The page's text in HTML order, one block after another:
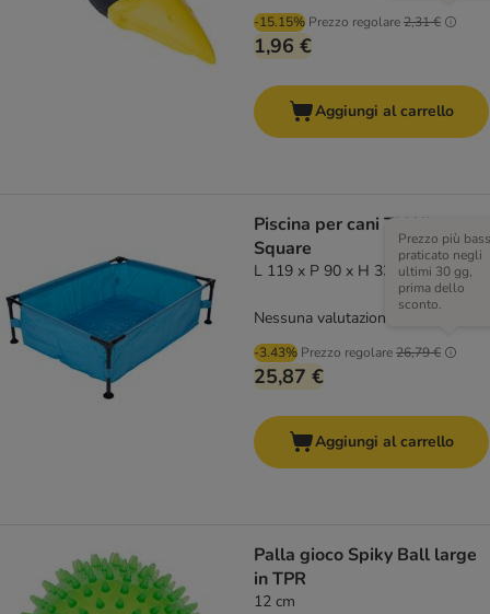
-15.15% Prezzo regolare2,31 €
1,96 €
Aggiungi al carrello
Piscina per cani TIAKI
Square
L 119 x P 90 x H 33 cm
-3.43% Prezzo regolare26,79 €
Prezzo più
praticato negli
ultimi 30 gg,
prima dello
sconto.
25,87 €
Nessuna valutazione
Aggiungi al carrello
Palla gioco Spiky Ball large
in TPR
12 cm